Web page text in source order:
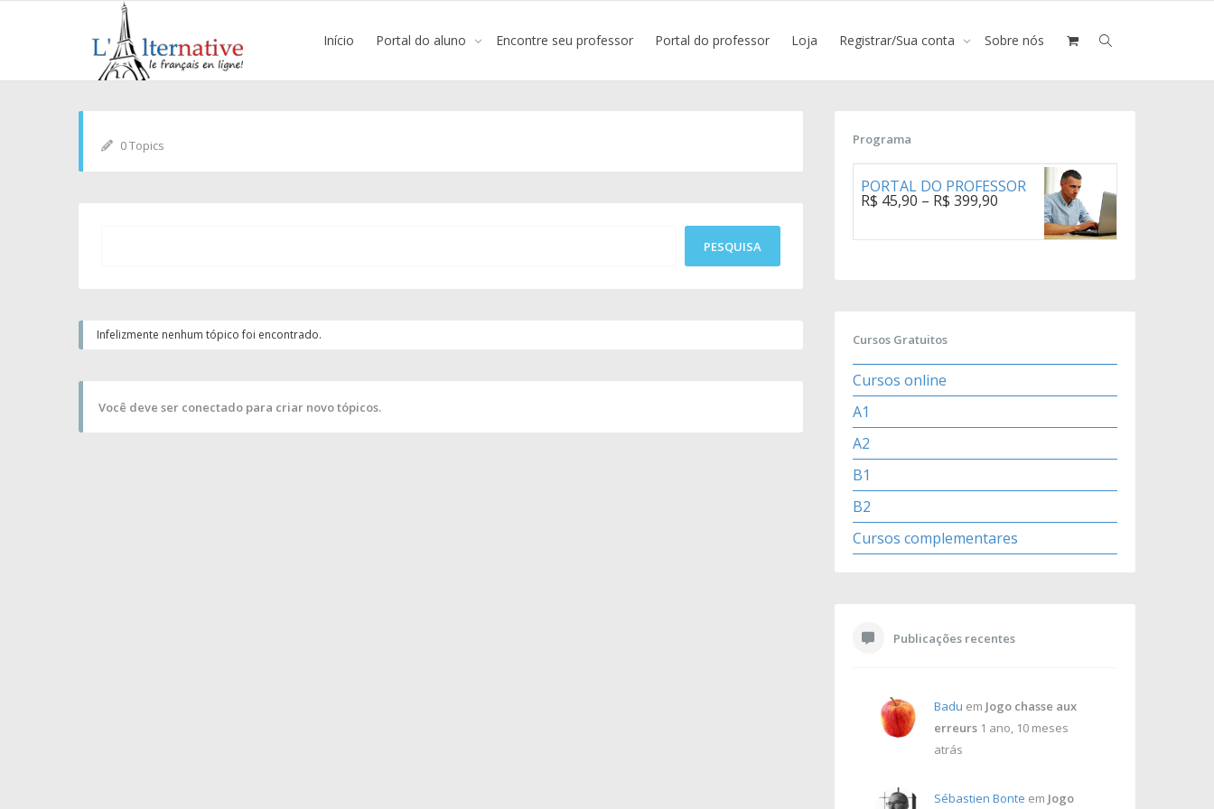
Início Portal do aluno Encontre seu professor Portal do professor Loja Registrar/Sua conta Sobre nós
0 Topics
Infelizmente nenhum tópico foi encontrado.
Você deve ser conectado para criar novo tópicos.
Programa
PORTAL DO PROFESSOR
R$ 45,90 – R$ 399,90
Cursos Gratuitos
Cursos online
A1
A2
B1
B2
Cursos complementares
Publicações recentes
Badu em Jogo chasse aux
erreurs 1 ano, 10 meses
atrás
Sébastien Bonte em Jogo